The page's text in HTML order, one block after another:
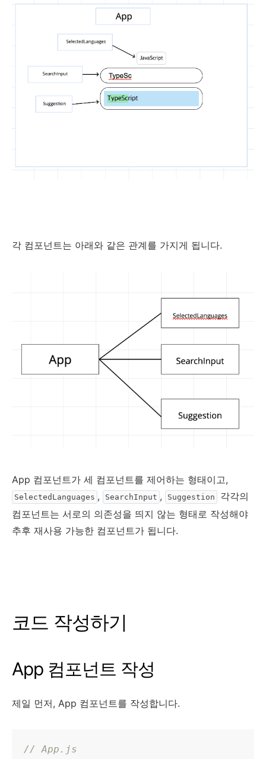
각 컴포넌트는 아래와 같은 관계를 가지게 됩니다.
App 컴포넌트가 세 컴포넌트를 제어하는 형태이고,
SelectedLanguages , SearchInput , Suggestion
각각의
컴포넌트는 서로의 의존성을 띄지 않는 형태로 작성해야
추후 재사용 가능한 컴포넌트가 됩니다.
코드 작성하기
App 컴포넌트 작성
제일 먼저, App 컴포넌트를 작성합니다.
// App.js